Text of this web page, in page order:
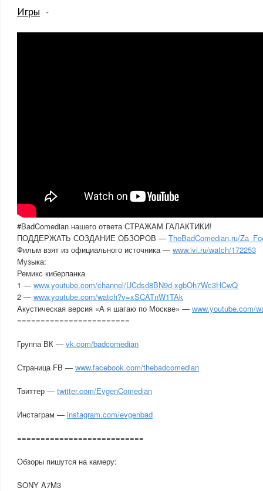
Игры
#BadComedian нашего ответа СТРАЖАМ ГАЛАКТИКИ!
ПОДДЕРЖАТЬ СОЗДАНИЕ ОБЗОРОВ — TheBadComedian.ru/
Фильм взят из официального источника — www.ivi.ru/watch/172253
Музыка:
Ремикс киберпанка
1 — www.youtube.com/channel/UCdsd8BN9d-xgbOh7Wc3HCwQ
2 — www.youtube.com/watch?v=xSCATnW1TAk
Акустическая версия «А я шагаю по Москве» — www.youtube.com/
========================
Группа ВК — vk.com/badcomedian
Страница FB — www.facebook.com/thebadcomedian
Твиттер — twitter.com/EvgenComedian
Инстаграм — instagram.com/evgenbad
===========================
Обзоры пишутся на камеру:
SONY A7M3